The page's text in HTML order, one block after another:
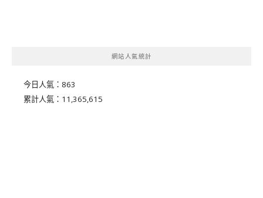
網站人氣統計
今日人氣： 863
累計人氣： 11,365,615